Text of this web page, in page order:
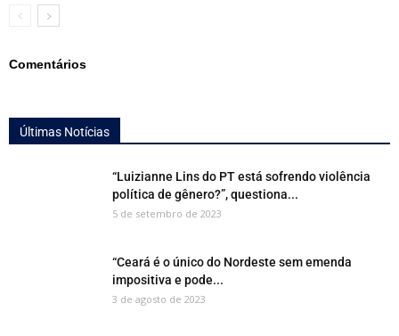
Comentários
Últimas Notícias
“Luizianne Lins do PT está sofrendo violência
política de gênero?”, questiona...
5 de setembro de 2023
“Ceará é o único do Nordeste sem emenda
impositiva e pode...
3 de agosto de 2023